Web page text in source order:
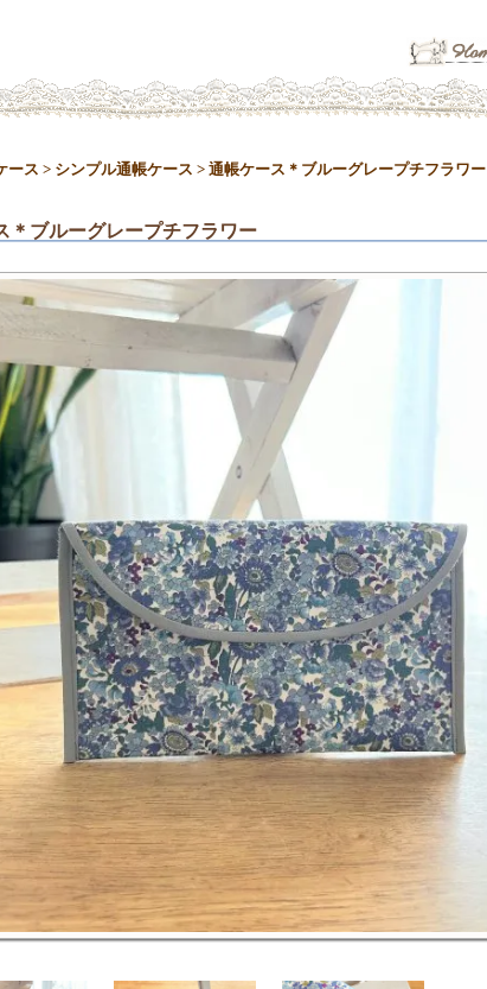
ース > シンプル通帳ケース > 通帳ケース＊ブルーグレープチフラワー
＊ブルーグレープチフラワー